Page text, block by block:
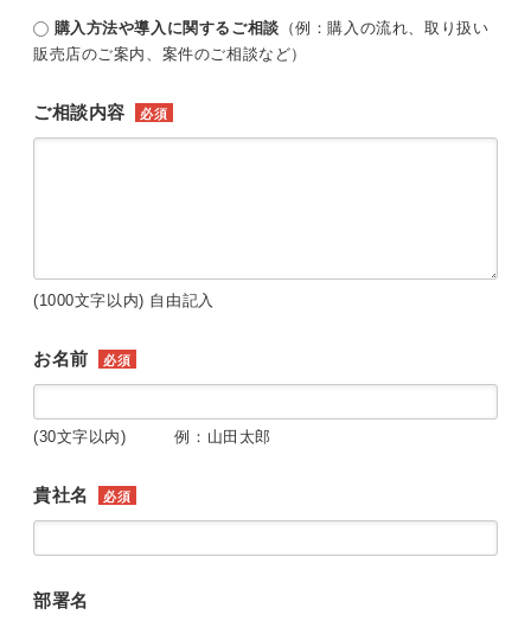
購入方法や導入に関するご相談 （例：購入の流れ、取り扱い
販売店のご案内、案件のご相談など）
ご相談内容 必須
(1000文字以内) 自由記入
お名前 必須
(30文字以内) 例：山田太郎
貴社名 必須
部署名